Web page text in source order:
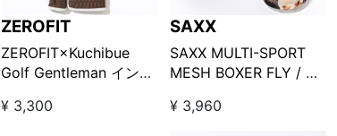
ZEROFIT
ZEROFIT×Kuchibue
Golf Gentleman インス
ブ-左手用 / ブラウン
¥ 3,300
SAXX
SAXX MULTI-SPORT
MESH BOXER FLY / ス
¥ 3,960